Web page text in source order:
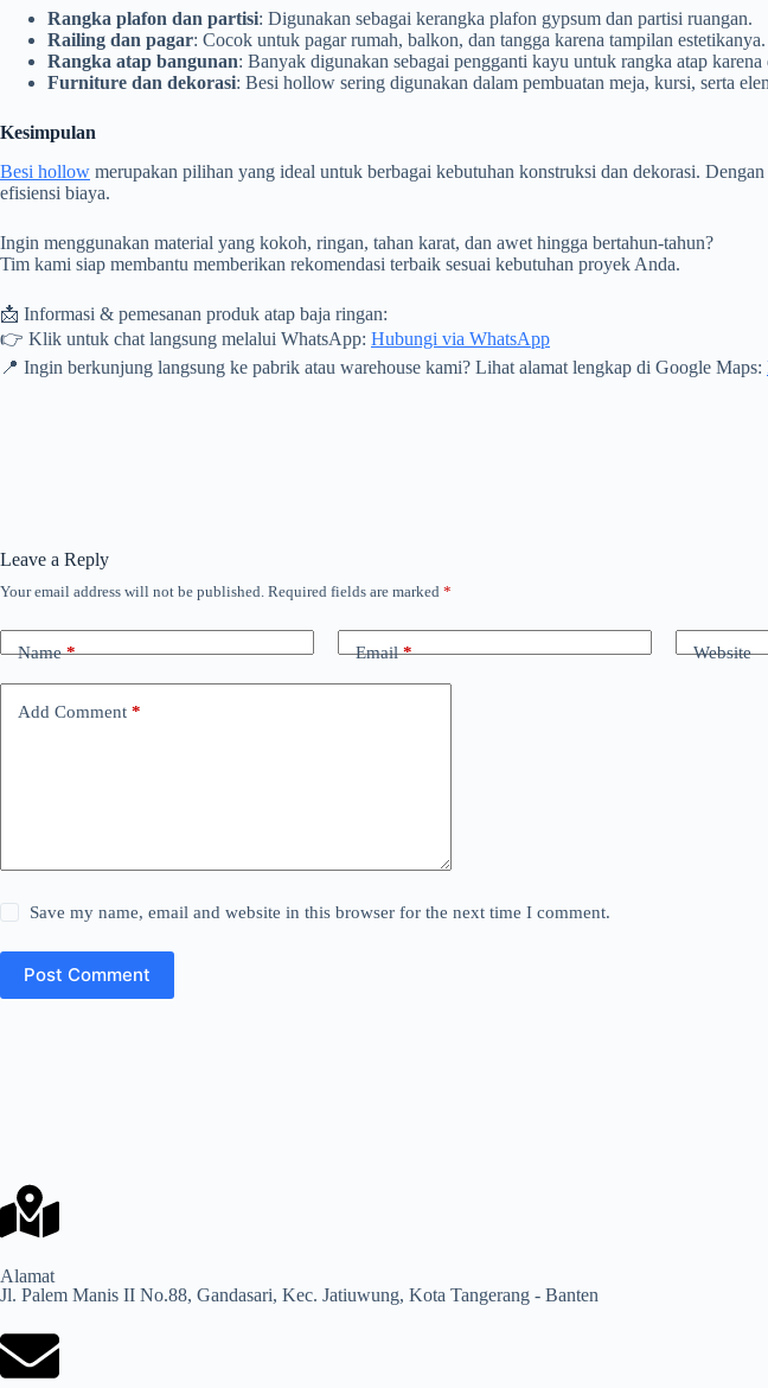
Rangka plafon dan partisi: Digunakan sebagai kerangka plafon gypsum dan partisi ruangan.
Railing dan pagar: Cocok untuk pagar rumah, balkon, dan tangga karena tampilan estetikanya.
Rangka atap bangunan: Banyak digunakan sebagai pengganti kayu untuk rangka atap
Furniture dan dekorasi: Besi hollow sering digunakan dalam pembuatan meja, kursi, serta
Kesimpulan
Besi hollow merupakan pilihan yang ideal untuk berbagai kebutuhan konstruksi dan dekorasi.
efisiensi biaya.
Ingin menggunakan material yang kokoh, ringan, tahan karat, dan awet hingga bertahun-tahun?
Tim kami siap membantu memberikan rekomendasi terbaik sesuai kebutuhan proyek Anda.
📩 Informasi & pemesanan produk atap baja ringan:
👉 Klik untuk chat langsung melalui WhatsApp: Hubungi via WhatsApp
📍 Ingin berkunjung langsung ke pabrik atau warehouse kami? Lihat alamat lengkap di Google Maps:
Leave a Reply
Your email address will not be published. Required fields are marked *
Name* Email* Website
Add Comment *
Save my name, email and website in this browser for the next time I comment.
Post Comment
Alamat
Jl. Palem Manis II No.88, Gandasari, Kec. Jatiuwung, Kota Tangerang - Banten